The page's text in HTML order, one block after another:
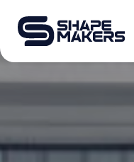
O & P
Mobiliteit
Schoentechniek